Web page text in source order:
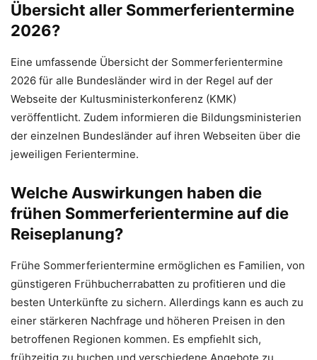
Übersicht aller Sommerferientermine
2026?
Eine umfassende Übersicht der Sommerferientermine
2026 für alle Bundesländer wird in der Regel auf der
Webseite der Kultusministerkonferenz (KMK)
veröffentlicht. Zudem informieren die Bildungsministerien
der einzelnen Bundesländer auf ihren Webseiten über die
jeweiligen Ferientermine.
Welche Auswirkungen haben die
frühen Sommerferientermine auf die
Reiseplanung?
Frühe Sommerferientermine ermöglichen es Familien, von
günstigeren Frühbucherrabatten zu profitieren und die
besten Unterkünfte zu sichern. Allerdings kann es auch zu
einer stärkeren Nachfrage und höheren Preisen in den
betroffenen Regionen kommen. Es empfiehlt sich,